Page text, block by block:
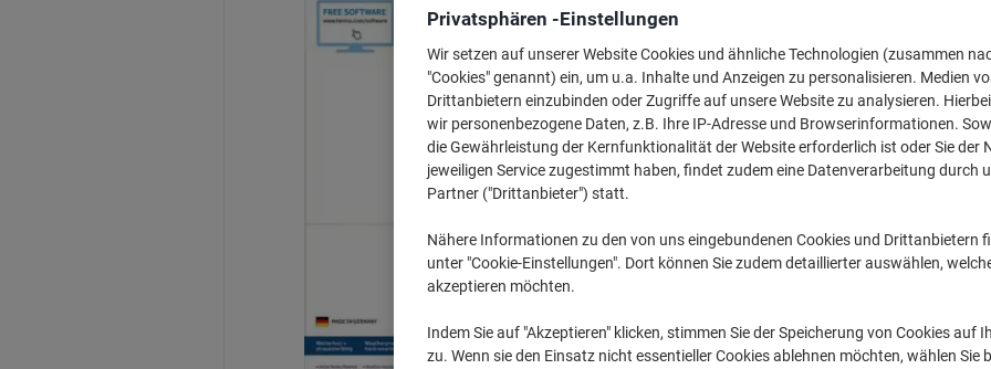
Wechseln und
Viking
Weiß 21 x 14,8
10,39 €
Nur
82,99 € pro Pack
Aktuell verfügbar Lieferung 3-4
Menge
Privatsphären -Einstellungen
Wir setzen auf unserer Website Cookies und ähnliche Technologien (zusammen
"Cookies" genannt) ein, um u.a. Inhalte und Anzeigen zu personalisieren. Medien
Drittanbietern einzubinden oder Zugriffe auf unsere Website zu analysieren.
wir personenbezogene Daten, z.B. Ihre IP-Adresse und Browserinformationen.
die Gewährleistung der Kernfunktionalität der Website erforderlich ist oder Sie der
jeweiligen Service zugestimmt haben, findet zudem eine Datenverarbeitung durch
Partner ("Drittanbieter") statt.
Nähere Informationen zu den von uns eingebundenen Cookies und Drittanbietern
unter "Cookie-Einstellungen". Dort können Sie zudem detaillierter auswählen,
akzeptieren möchten.
Indem Sie auf "Akzeptieren" klicken, stimmen Sie der Speicherung von Cookies auf
zu. Wenn sie den Einsatz nicht essentieller Cookies ablehnen möchten, wählen Sie